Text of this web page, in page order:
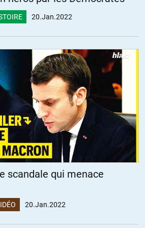
des milliardaires aux « médias
par les multinationales et les hauts
ceux de Bercy) et ne pourrait
d’une révolte populaire qui rebatte
« institutions » et la « constitution » sont
ne soit « volé » par la population au
toutes les « nations civilisées »…
au pouvoir pour leur propre profit et
reste de la population et ont la « loi »
de leur côté.
20.Jan.2022
scandale qui menace
20.Jan.2022